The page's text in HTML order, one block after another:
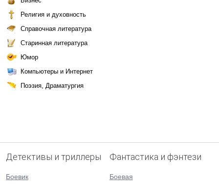
Религия и духовность
Справочная литература
Старинная литература
Юмор
Компьютеры и Интернет
Поэзия, Драматургия
Детективы и триллеры
Боевик
Фантастика и фэнтези
Боевая